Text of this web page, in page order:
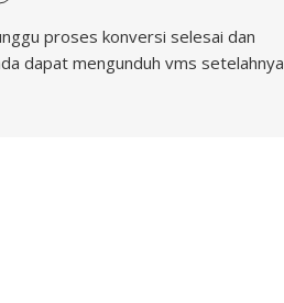
proses konversi selesai dan
dapat mengunduh vms setelahnya